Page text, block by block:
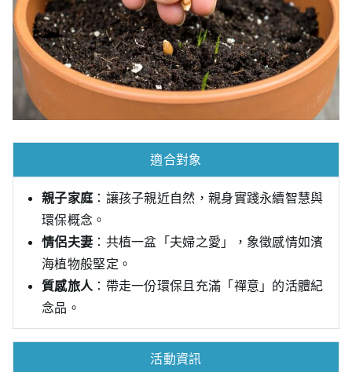
適合對象
親子家庭：讓孩子親近自然，親身實踐永續智慧與
環保概念。
情侶夫妻 ：共植一盆「夫婦之愛」，象徵感情如濱
海植物般堅定。
質感旅人：帶走一份環保且充滿「禪意」的活體紀
念品。
活動資訊